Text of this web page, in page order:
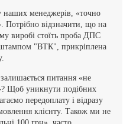
наших менеджерів, «точно
Потрібно відзначити, що на
виробі стоїть проба ДПС
штампом "ВТК", прикріплена
питання «не
Щоб уникнути подібних
передоплату і відразу
клієнту. Також ми не